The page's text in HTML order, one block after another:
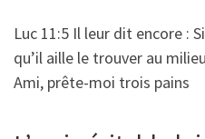
Luc 11:5 Il leur dit encore :
qu’il aille le trouver au
Ami, prête-moi trois pains